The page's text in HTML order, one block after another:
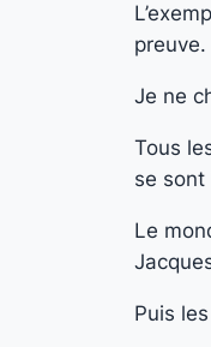
preuve.
Je ne
Tous
se
Le
Puis